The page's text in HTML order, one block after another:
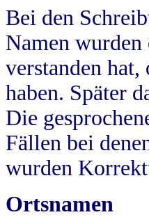
Bei den
Namen
verstanden hat,
haben. Später
Die
Fällen bei
wurden
Ortsnamen